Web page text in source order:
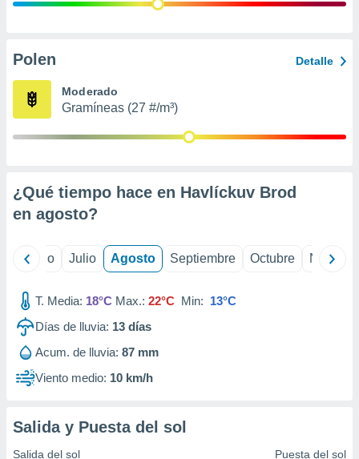
publicidad
de
Polen Detalle
Moderado
Gramíneas (27 #/m³)
¿Qué tiempo hace en Havlíckuv Brod
en agosto?
Junio Julio Agosto Septiembre Octubre
T. Media: 18°C Max.: 22°C Min: 13°C
Días de lluvia: 13 días
Acum. de lluvia: 87 mm
Viento medio: 10 km/h
Salida y Puesta del sol
Salida del sol Puesta del sol